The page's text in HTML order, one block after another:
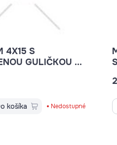
GULIČKOU M
košíka Nedostupné